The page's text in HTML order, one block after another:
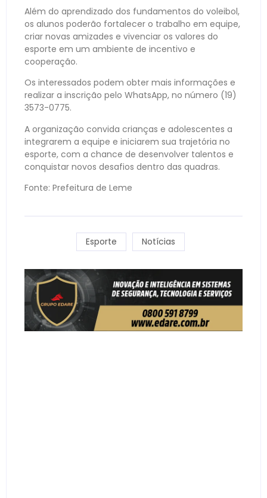
Além do aprendizado dos fundamentos do voleibol,
os alunos poderão fortalecer o trabalho em equipe,
criar novas amizades e vivenciar os valores do
esporte em um ambiente de incentivo e
cooperação.
Os interessados podem obter mais informações e
realizar a inscrição pelo WhatsApp, no número (19)
3573-0775.
A organização convida crianças e adolescentes a
integrarem a equipe e iniciarem sua trajetória no
esporte, com a chance de desenvolver talentos e
conquistar novos desafios dentro das quadras.
Fonte: Prefeitura de Leme
Esporte Notícias